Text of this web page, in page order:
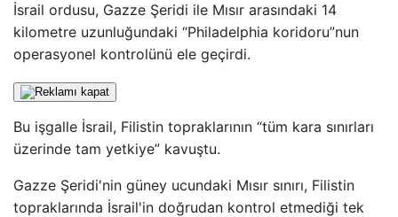
İsrail ordusu, Gazze Şeridi ile Mısır arasındaki 14
kilometre uzunluğundaki “Philadelphia koridoru”nun
operasyonel kontrolünü ele geçirdi.
Bu işgalle İsrail, Filistin topraklarının “tüm kara sınırları
üzerinde tam yetkiye” kavuştu.
Gazze Şeridi'nin güney ucundaki Mısır sınırı, Filistin
topraklarında İsrail'in doğrudan kontrol etmediği tek